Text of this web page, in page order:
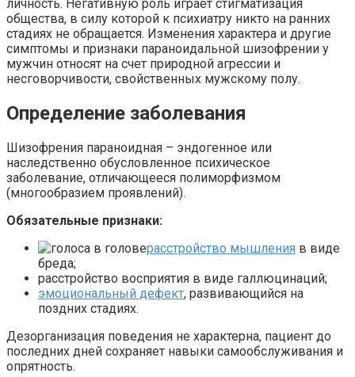
личность. Негативную роль играет стигматизация
общества, в силу которой к психиатру никто на ранних
стадиях не обращается. Изменения характера и другие
симптомы и признаки параноидальной шизофрении у
мужчин относят на счет природной агрессии и
несговорчивости, свойственных мужскому полу.
Определение заболевания
Шизофрения параноидная – эндогенное или
наследственно обусловленное психическое
заболевание, отличающееся полиморфизмом
(многообразием проявлений).
Обязательные признаки:
расстройство мышления в виде
бреда;
расстройство восприятия в виде галлюцинаций;
эмоциональный дефект, развивающийся на
поздних стадиях.
Дезорганизация поведения не характерна, пациент до
последних дней сохраняет навыки самообслуживания и
опрятность.